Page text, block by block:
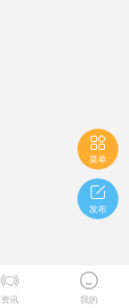

菜单

发布

资讯

我的